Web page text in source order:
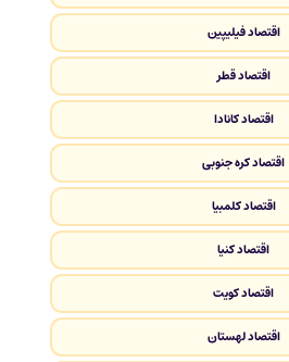
اقتصاد فیلیپین
اقتصاد قطر
اقتصاد کانادا
اقتصاد کره جنوبی
اقتصاد کلمبیا
اقتصاد کنیا
اقتصاد کویت
اقتصاد لهستان